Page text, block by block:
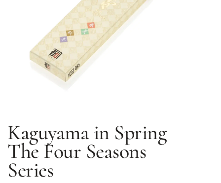
Kaguyama in Spring
The Four Seasons
Series